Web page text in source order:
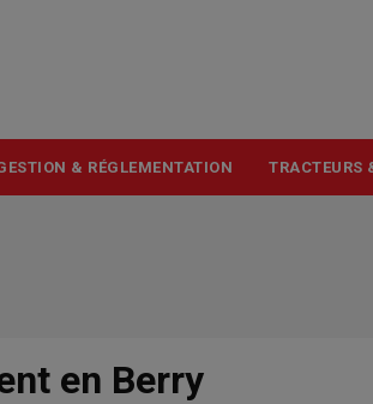
& RÉGLEMENTATION TRACTEURS
en Berry